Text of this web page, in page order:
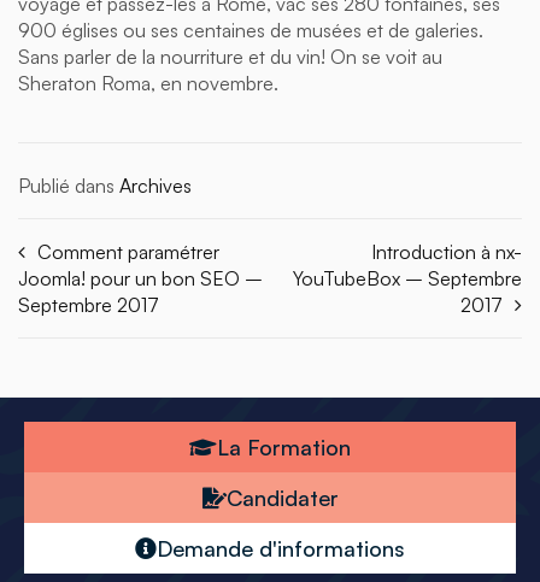
900 églises ou ses centaines de musées et de galeries.
Sans parler de la nourriture et du vin! On se voit au
Sheraton Roma, en novembre.
Publié dans Archives
Comment paramétrer
Joomla! pour un bon SEO –
Septembre 2017
Introduction à nx-
YouTubeBox – Septembre
2017
La Formation
Candidater
Demande d'informations